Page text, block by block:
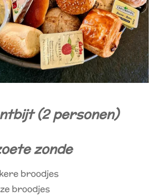
(2 personen)
zonde
broodjes
broodjes